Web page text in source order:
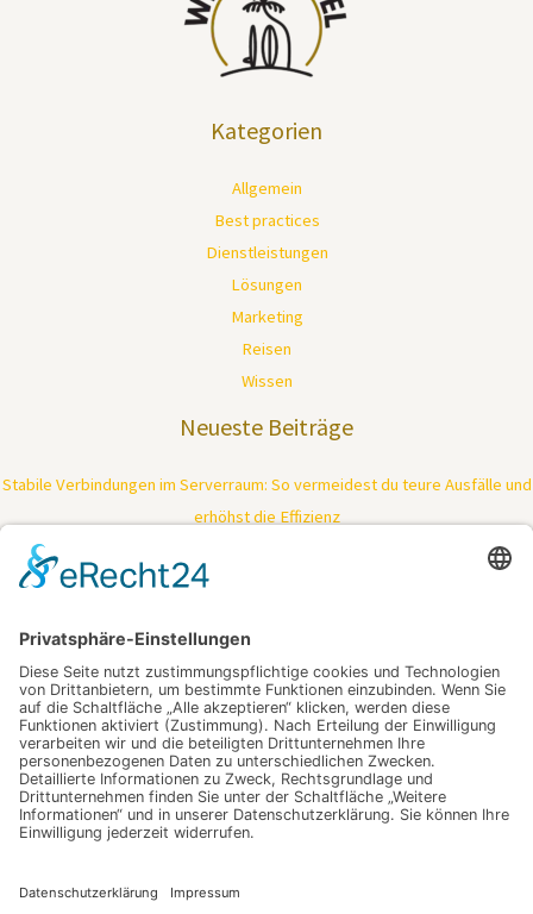
Kategorien
Allgemein
Best practices
Dienstleistungen
Lösungen
Marketing
Reisen
Wissen
Neueste Beiträge
Stabile Verbindungen im Serverraum: So vermeidest du teure Ausfälle und
erhöhst die Effizienz
Tiefenreinigung trifft Kraftpaket: So bringt moderne Technologie deine
Haut zurück in Bestform
Mimik ohne Kompromisse: Wie gezielte Muskelentspannung Falten
sichtbar mildert
Wer alltäglich souverän kommunizieren will, braucht mehr als nur Vokabeln
– der Schlüssel zum nächsten Lebensabschnitt
Schlagwörter